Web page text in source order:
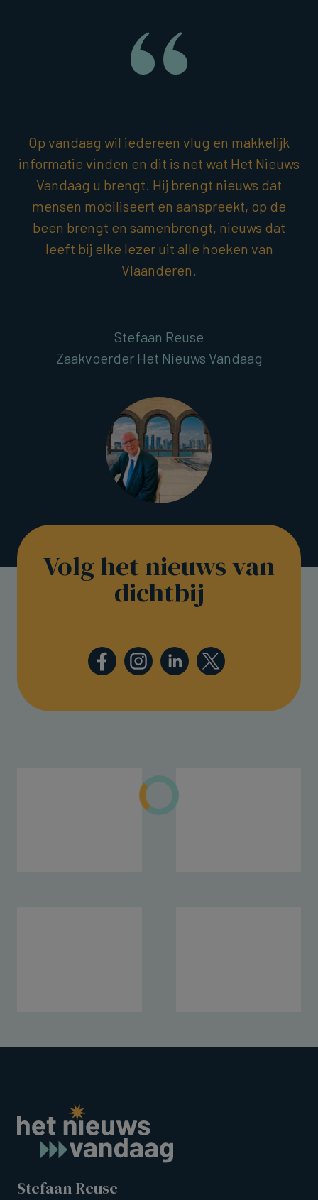
Op vandaag wil iedereen vlug en makkelijk
informatie vinden en dit is net wat Het Nieuws
Vandaag u brengt. Hij brengt nieuws dat
mensen mobiliseert en aanspreekt, op de
been brengt en samenbrengt, nieuws dat
leeft bij elke lezer uit alle hoeken van
Vlaanderen.
Stefaan Reuse
Zaakvoerder Het Nieuws Vandaag
Volg het nieuws van
dichtbij
Stefaan Reuse